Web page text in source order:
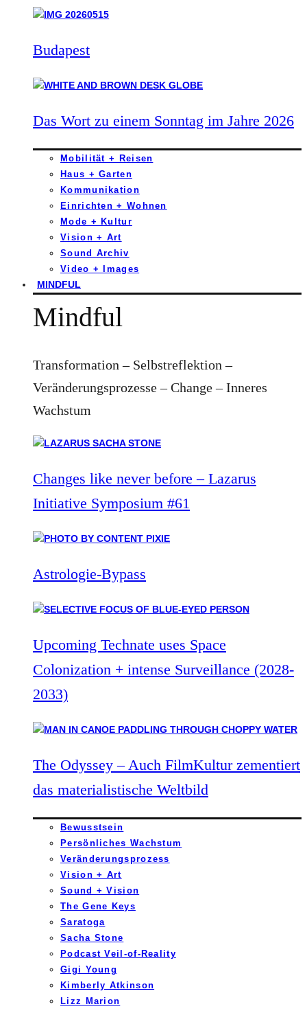
Budapest
Das Wort zu einem Sonntag im Jahre 2026
Mobilität + Reisen
Haus + Garten
Kommunikation
Einrichten + Wohnen
Mode + Kultur
Vision + Art
Sound Archiv
Video + Images
MINDFUL
Mindful
Transformation – Selbstreflektion –
Veränderungsprozesse – Change – Inneres
Wachstum
Changes like never before – Lazarus
Initiative Symposium #61
Astrologie-Bypass
Upcoming Technate uses Space
Colonization + intense Surveillance (2028-
2033)
The Odyssey – Auch FilmKultur zementiert
das materialistische Weltbild
Bewusstsein
Persönliches Wachstum
Veränderungsprozess
Vision + Art
Sound + Vision
The Gene Keys
Saratoga
Sacha Stone
Podcast Veil-of-Reality
Gigi Young
Kimberly Atkinson
Lizz Marion